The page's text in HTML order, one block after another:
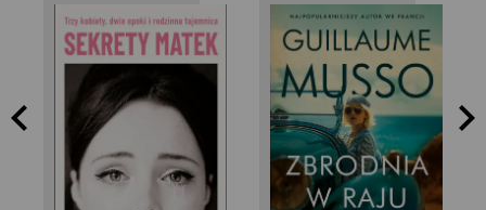
Sophie de Baere Guillaume Musso